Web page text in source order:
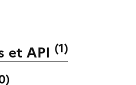
et API (1)
)